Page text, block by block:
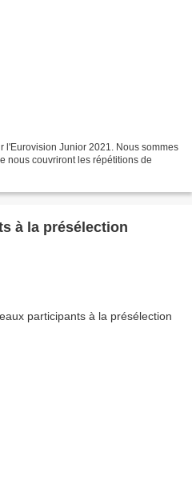
l'Eurovision Junior 2021. Nous sommes
nous couvriront les répétitions de
à la présélection